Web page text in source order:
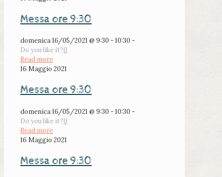
Messa ore 9:30
domenica 16/05/2021 @ 9:30 - 10:30 -
Do you like it?0
Read more
16 Maggio 2021
Messa ore 9:30
domenica 16/05/2021 @ 9:30 - 10:30 -
Do you like it?0
Read more
16 Maggio 2021
Messa ore 9:30